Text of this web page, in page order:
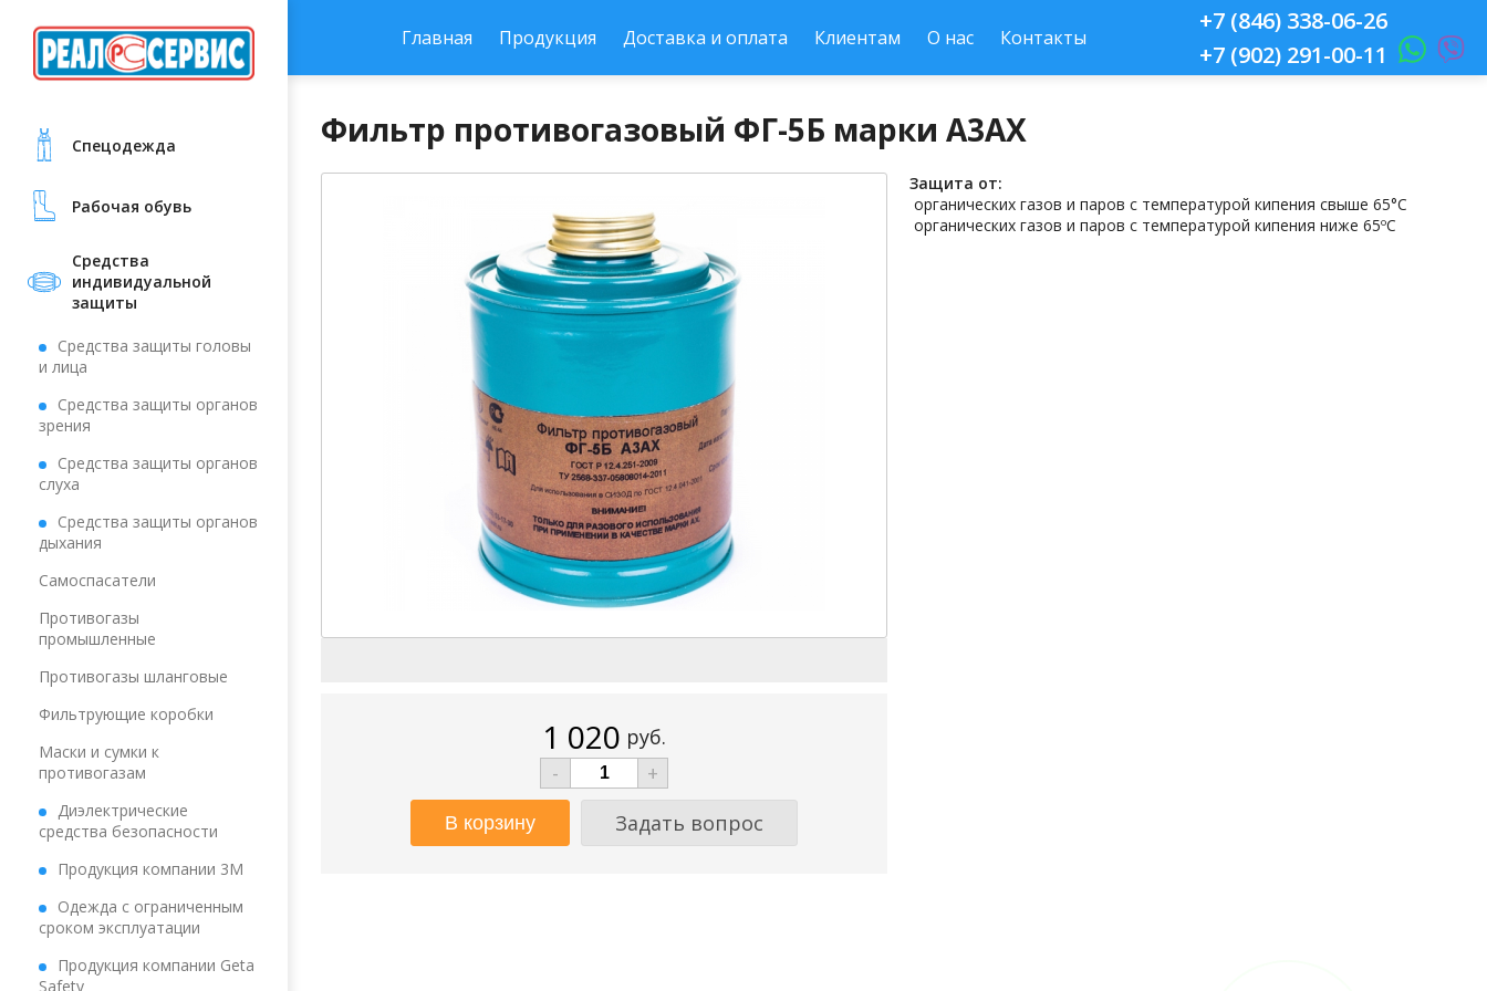
Cпецодежда
Рабочая обувь
Средства
индивидуальной
защиты
Средства защиты головы
и лица
Средства защиты органов
зрения
Средства защиты органов
слуха
Средства защиты органов
дыхания
Самоспасатели
Противогазы
промышленные
Противогазы шланговые
Фильтрующие коробки
Маски и сумки к
противогазам
Диэлектрические
средства безопасности
Продукция компании 3М
Одежда с ограниченным
сроком эксплуатации
Продукция компании Geta
Safety
Главная Продукция Доставка и оплата Клиентам О нас Контакты
+7 (846) 338-06-26
+7 (902) 291-00-11
Фильтр противогазовый ФГ-5Б марки А3АХ
1 020 руб.
-
+
Задать вопрос
Защита от:
органических газов и паров с температурой кипения свыше 65°С
органических газов и паров с температурой кипения ниже 65ºС